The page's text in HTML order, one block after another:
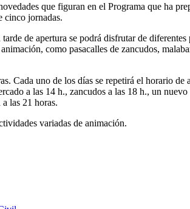
que figuran en el Programa que ha
cinco jornadas.
de apertura se podrá disfrutar de diferentes
como pasacalles de zancudos,
Cada uno de los días se repetirá el horario de
a las 14 h., zancudos a las 18 h., un nuevo
las 21 horas.
variadas de animación.